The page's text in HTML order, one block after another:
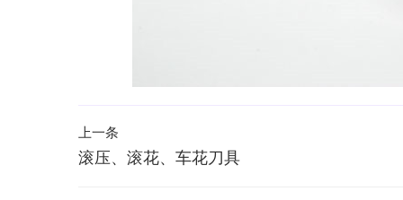
上一条
滚压、滚花、车花刀具